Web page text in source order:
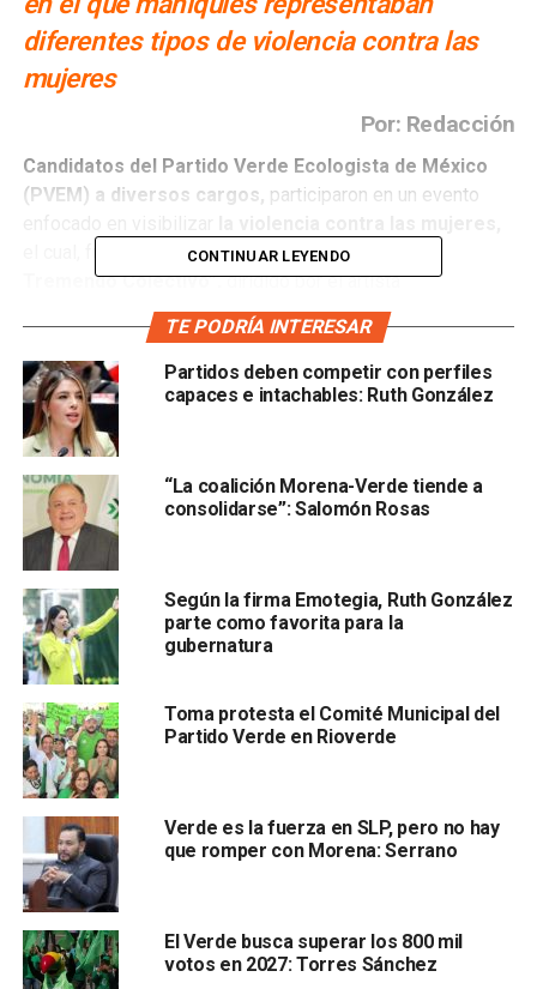
diferentes tipos de violencia contra las
mujeres
Por: Redacción
Candidatos del Partido Verde Ecologista de México
(PVEM) a diversos cargos, participaron en un evento
el cual, fue organizado en conjunto con“ETC: El
Tremendo Colectivo”,dirigido por el artista
independiente, Adrián Paredes.
En entrevista, Adrián Paredes explicó que su colectivo
reúne a artistas independientes de todas las disciplinas
del arte, quienes hacen intervenciones en la calle para
causar impacto social y crear vínculos a través del diálogo.
En el performance, fueron intervenidos maniquíes
que representaban cada uno de los tipos de violencia
contra las mujeres.
Cada uno de ellos, contaba con un código QR que
dirigía a una página que contaba cincuenta historias
de mujeres que han sido violentadas y que
compartieron con el colectivo sus casos para que
fueran presentados y visibilizar sus casos para que
otras mujeres que viven violencia sepan que no están
solas en su lucha.
Al respecto, el candidato a gobernador por la coalición
“Juntos Haremos Historia”, José Ricardo Gallardo
Cardona, explicó que el Partido Verde Ecologista de
México (PVEM)
fortalecimiento de la red nacional de refugios para
mujeres víctimas de violencia familiar, a fin de que
CONTINUAR LEYENDO
TE PODRÍA INTERESAR
Partidos deben competir con perfiles
capaces e intachables: Ruth González
“La coalición Morena-Verde tiende a
consolidarse”: Salomón Rosas
Según la firma Emotegia, Ruth González
parte como favorita para la
gubernatura
Toma protesta el Comité Municipal del
Partido Verde en Rioverde
Verde es la fuerza en SLP, pero no hay
que romper con Morena: Serrano
El Verde busca superar los 800 mil
votos en 2027: Torres Sánchez